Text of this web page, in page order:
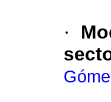
·